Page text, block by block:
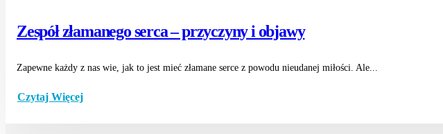
Zespół złamanego serca – przyczyny i objawy
Zapewne każdy z nas wie, jak to jest mieć złamane serce z powodu nieudanej miłości. Ale...
Czytaj Więcej